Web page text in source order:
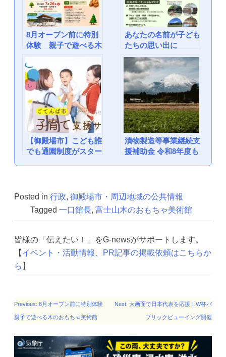
o
k
8月オープン前に特別
体験 親子で遊べる木
のおもちゃ美術館
あなたの名前が子ども
たちの思い出に
ネーミングライツパー
トナー募集
【御殿場市】こども誰
でも通園制度がスター
漬物製造等事業継続支
援補助金 令和8年度も
Posted in 行政, 御殿場市・周辺地域の公共情報
Tagged 一口館長, 富士山木のおもちゃ美術館
皆様の「伝えたい！」をG-newsがサポートします。
【 イベント・活動情報、PR記事の掲載依頼はこちらか
ら 】
投
稿
ビ
Previous: 8月オープン前に特別体験
親子で遊べる木のおもちゃ美術館
Next: 大画面で日本代表を応援！W杯パ
ブリックビューイング開催